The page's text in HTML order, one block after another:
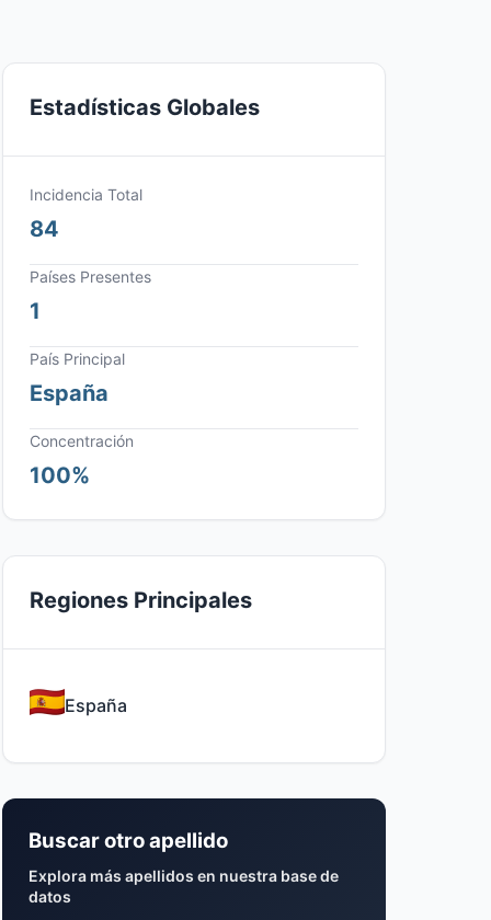
Estadísticas Globales
Incidencia Total
84
Países Presentes
1
País Principal
España
Concentración
100%
Regiones Principales
España
Buscar otro apellido
Explora más apellidos en nuestra base de
datos